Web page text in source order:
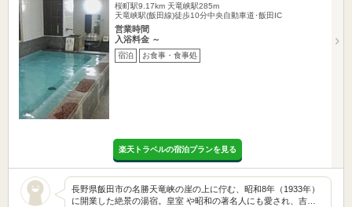
桜町駅9.17km 天竜峡駅285m
天竜峡駅(飯田線)徒歩10分中央自動車道･飯田IC
営業時間
入浴料金 ～
宿泊 お食事・食事処
楽天トラベルの宿泊プランを見る
長野県飯田市の名勝天竜峡の崖の上に佇む、昭和8年（1933年）
に開業した絶景の湯宿。皇室 や昭和の著名人にも愛され、吉…